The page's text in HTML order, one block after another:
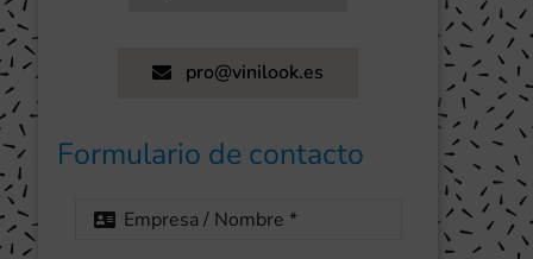
pro@vinilook.es
Formulario de contacto